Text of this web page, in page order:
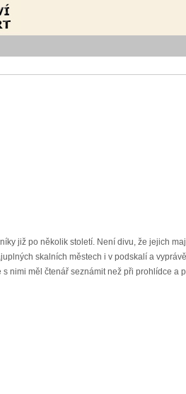
již po několik století. Není divu, že jejich
skalních městech i v podskalí a
měl čtenář seznámit než při prohlídce a